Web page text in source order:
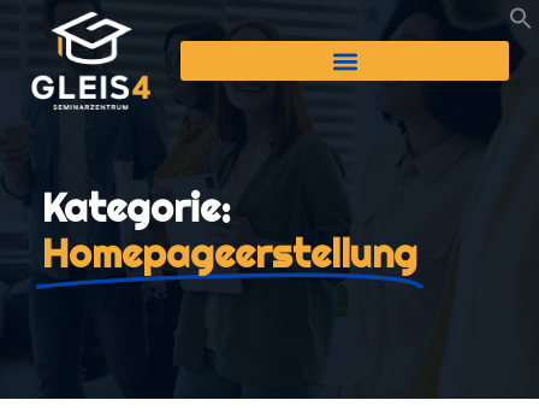
Kategorie:
Homepageerstellung